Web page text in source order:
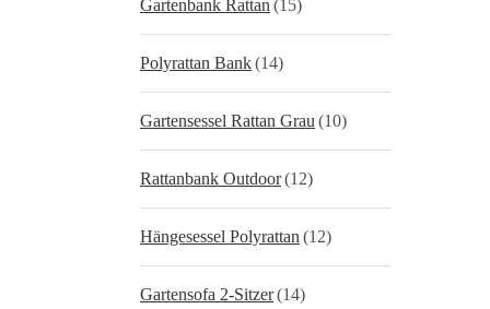
Gartenbank Rattan (15)
Polyrattan Bank(14)
Gartensessel Rattan Grau (10)
Rattanbank Outdoor(12)
Hängesessel Polyrattan (12)
Gartensofa 2-Sitzer(14)